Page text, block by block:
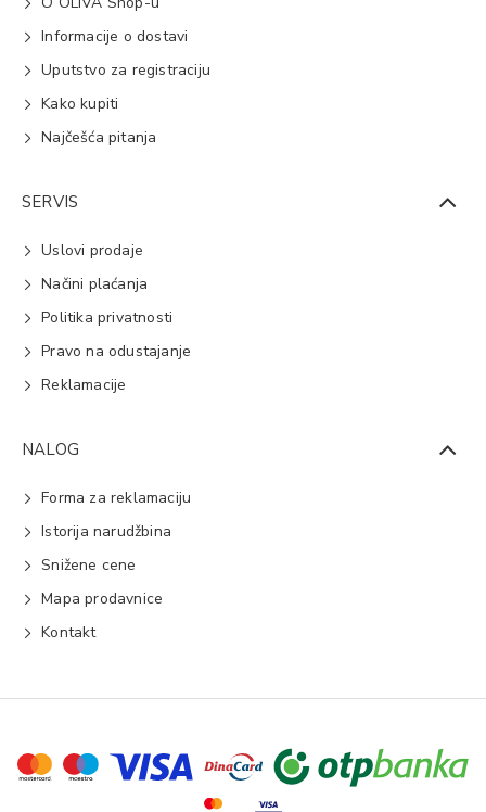
Informacije o dostavi
Uputstvo za registraciju
Kako kupiti
Najčešća pitanja
SERVIS
Uslovi prodaje
Načini plaćanja
Politika privatnosti
Pravo na odustajanje
Reklamacije
NALOG
Forma za reklamaciju
Istorija narudžbina
Snižene cene
Mapa prodavnice
Kontakt